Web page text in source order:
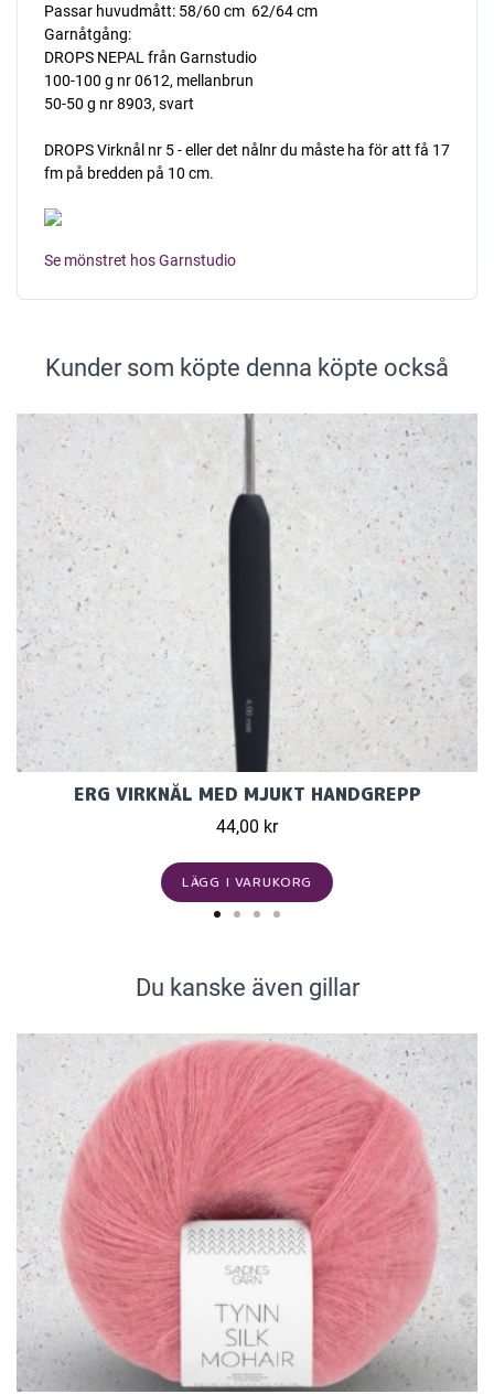
Passar huvudmått: 58/60 cm  62/64 cm
Garnåtgång:
DROPS NEPAL från Garnstudio
100-100 g nr 0612, mellanbrun
50-50 g nr 8903, svart
DROPS Virknål nr 5 - eller det nålnr du måste ha för att få 17
fm på bredden på 10 cm.
Se mönstret hos Garnstudio
Kunder som köpte denna köpte också
ERG VIRKNÅL MED MJUKT HANDGREPP
44,00 kr
LÄGG I VARUKORG
Du kanske även gillar